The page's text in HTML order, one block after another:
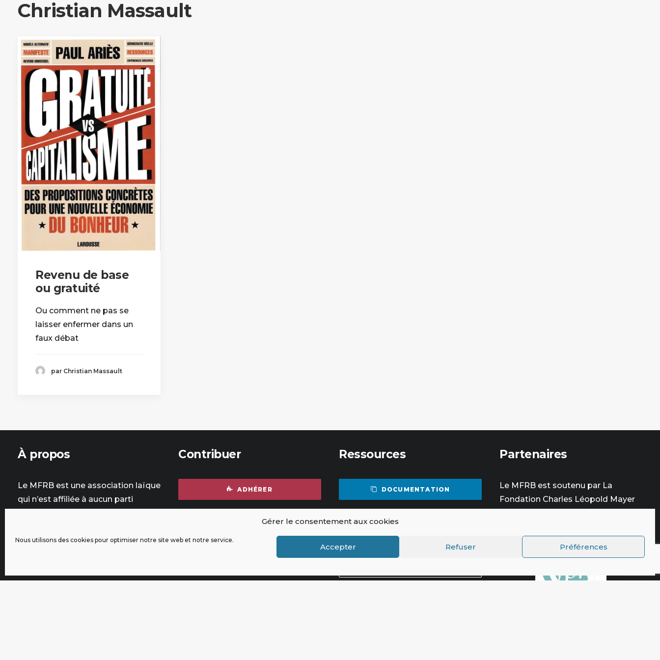
Gérer le consentement aux cookies
Nous utilisons des cookies pour optimiser notre site web et notre service.
Accepter Refuser Préférences
Christian Massault
Revenu de base
ou gratuité
Ou comment ne pas se
laisser enfermer dans un
faux débat
par Christian Massault
À propos
Le MFRB est une association laïque
qui n’est affiliée à aucun parti
promouvoir le revenu de base
Contribuer
ADHÉRER
Ressources
DOCUMENTATION
Partenaires
Le MFRB est soutenu par La
Fondation Charles Léopold Mayer